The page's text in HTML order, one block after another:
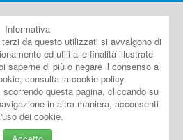
Informativa
da questo utilizzati si avvalgono di
ed utili alle finalità illustrate
saperne di più o negare il consenso a
consulta la cookie policy.
scorrendo questa pagina, cliccando su
in altra maniera, acconsenti
dei cookie.